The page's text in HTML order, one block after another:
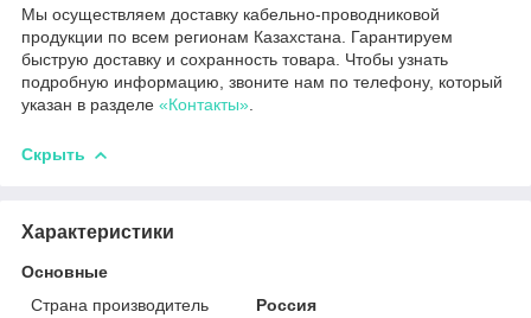
Мы осуществляем доставку кабельно-проводниковой
продукции по всем регионам Казахстана. Гарантируем
быструю доставку и сохранность товара. Чтобы узнать
подробную информацию, звоните нам по телефону, который
указан в разделе «Контакты»
Скрыть
Характеристики
Основные
Страна производитель
Россия